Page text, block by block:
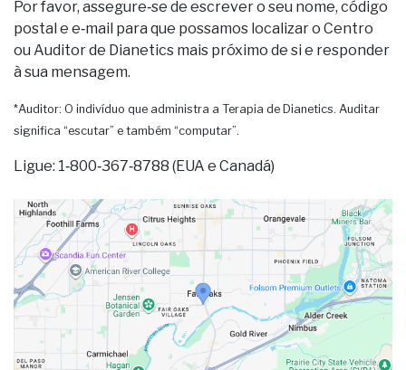
Por favor, assegure‑se de escrever o seu nome, código
postal e e‑mail para que possamos localizar o Centro
ou Auditor de Dianetics mais próximo de si e responder
à sua mensagem.
*Auditor: O indivíduo que administra a Terapia de Dianetics. Auditar
significa “escutar” e também “computar”.
Ligue: 1‑800‑367‑8788 (EUA e Canadá)